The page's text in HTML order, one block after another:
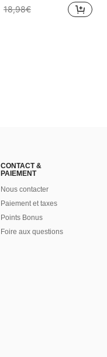
18,98€
CONTACT &
PAIEMENT
Nous contacter
Paiement et taxes
Points Bonus
Foire aux questions